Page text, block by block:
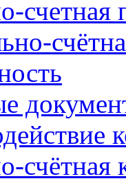
счетная
счётная